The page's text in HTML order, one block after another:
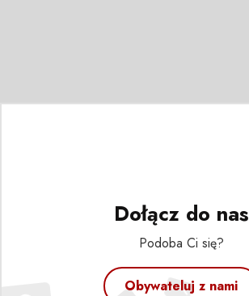
Dołącz do nas
Podoba Ci się?
Obywateluj z nami